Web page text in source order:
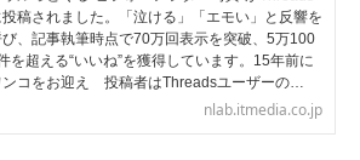
投稿されました。「泣ける」「エモい」と反響を
、記事執筆時点で70万回表示を突破、5万100
を超える“いいね”を獲得しています。15年前に
ンコをお迎え 投稿者はThreadsユーザーの…
nlab.itmedia.co.jp